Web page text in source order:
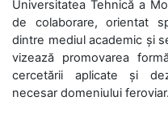
Universitatea Tehnică a
de colaborare, orientat
dintre mediul academic și
vizează promovarea
cercetării aplicate și
necesar domeniului